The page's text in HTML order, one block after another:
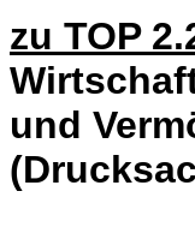
zu TOP
und